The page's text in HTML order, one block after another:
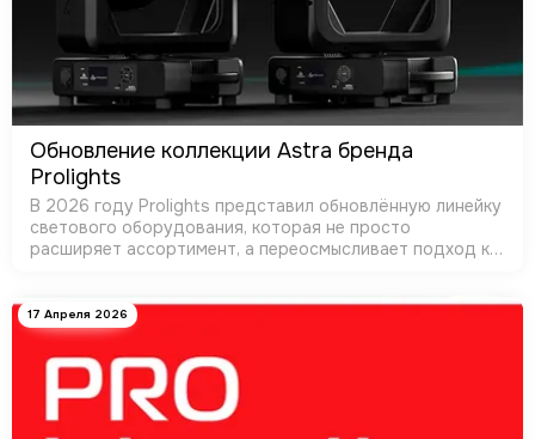
Обновление коллекции Astra бренда
Prolights
В 2026 году Prolights представил обновлённую линейку
светового оборудования, которая не просто
расширяет ассортимент, а переосмысливает подход к
17 Апреля 2026